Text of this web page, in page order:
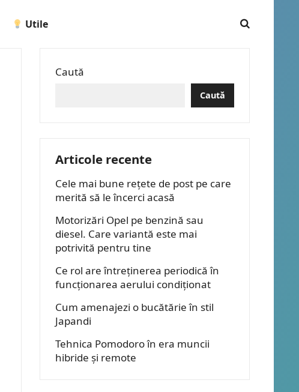
Utile
Caută
Caută
Articole recente
Cele mai bune rețete de post pe care
merită să le încerci acasă
Motorizări Opel pe benzină sau
diesel. Care variantă este mai
potrivită pentru tine
Ce rol are întreținerea periodică în
funcționarea aerului condiționat
Cum amenajezi o bucătărie în stil
Japandi
Tehnica Pomodoro în era muncii
hibride și remote